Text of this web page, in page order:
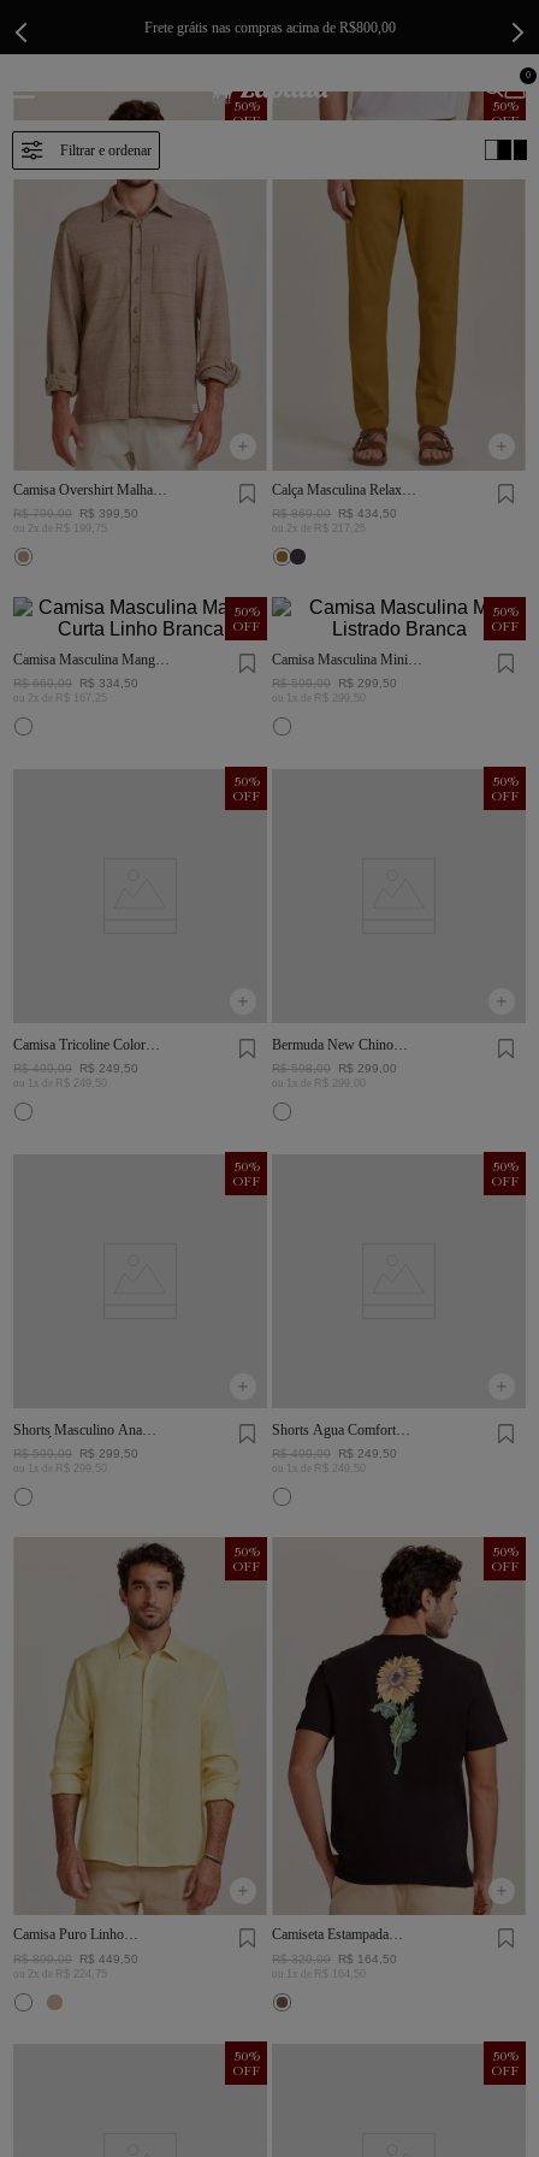
Frete grátis nas compras acima de R$800,00
0
Camisa Overshirt Malha
Rústica Khaki
50%
OFF
R$ 799,00 R$ 399,50
ou 2 x de R$ 75
Calça Masculina Relax
Rústica Charuto
50%
OFF
R$ 869,00 R$ 434,50
ou 2 x de R$ 217 25
Camisa Masculina Manga
Curta Linho Branca
50%
OFF
R$ 669,00 R$ 334,50
ou 2 x de R$ 167 25
Camisa Masculina Mini
Listrado Branca
50%
OFF
R$ 599,00 R$ 299,50
ou x de R$ 299 50
Camisa Tricoline Color
50%
OFF
R$ 499,00 R$ 249,50
ou x de R$ 249 50
Bermuda New Chino
50%
OFF
R$ 598,00 R$ 299,00
ou x de R$ 299
Shorts Masculino Ana
50%
OFF
R$ 599,00 R$ 299,50
ou x de R$ 299 50
Shorts Água Comfort
Color Verde Oliva
50%
OFF
R$ 499,00 R$ 249,50
ou x de R$ 249 50
Camisa Puro Linho
50%
OFF
R$ 899,00 R$ 449 50
ou 2 x de R$ 224 75
Camiseta Estampada
Girassol Preta
50%
OFF
R$ 329,00 R$ 164 50
ou x de R$ 50
50%
OFF
50%
OFF